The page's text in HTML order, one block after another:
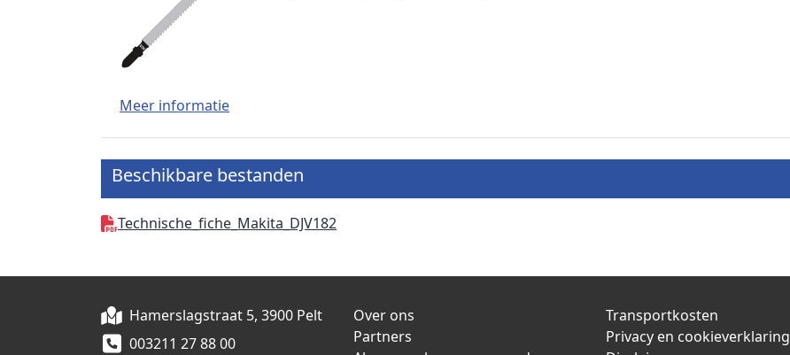
Meer informatie
Beschikbare bestanden
Technische_fiche_Makita_DJV182
Hamerslagstraat 5, 3900 Pelt
003211 27 88 00
Over ons
Partners
Transportkosten
Privacy en cookieverklaring